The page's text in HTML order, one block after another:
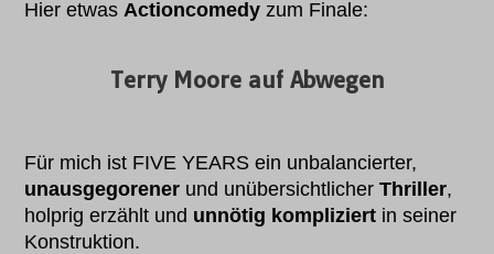
Hier etwasActioncomedy zum Finale:
Terry Moore auf Abwegen
Für mich ist FIVE YEARS ein unbalancierter,
unausgegorener und unübersichtlicher Thriller,
holprig erzählt und unnötig kompliziert in seiner
Konstruktion.